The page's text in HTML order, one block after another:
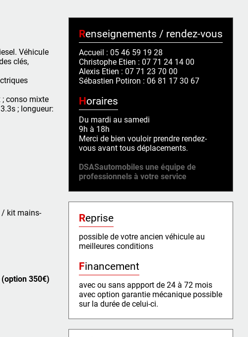
Véhicule
clés,
; conso mixte
; longueur:
/ kit mains-
(option 350€)
Renseignements / rendez-vous
Accueil : 05 46 59 19 28
Christophe Etien : 07 71 24 14 00
Alexis Etien : 07 71 23 70 00
Sébastien Potiron : 06 81 17 30 67
Horaires
Du mardi au samedi
9h à 18h
Merci de bien vouloir prendre rendez-
vous avant tous déplacements.
DSASautomobiles une équipe de
professionnels à votre service
Reprise
possible de votre ancien véhicule au
meilleures conditions
Financement
avec ou sans appport de 24 à 72 mois
avec option garantie mécanique possible
sur la durée de celui-ci.